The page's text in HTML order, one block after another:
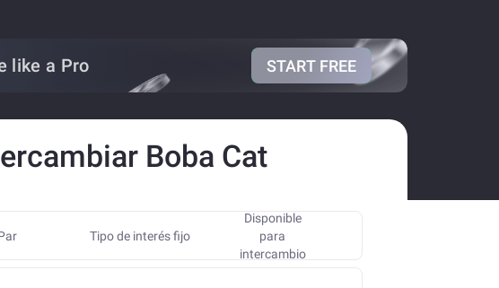
like a Pro START FREE
Boba Cat
Tipo de interés fijo
Disponible
para
intercambio